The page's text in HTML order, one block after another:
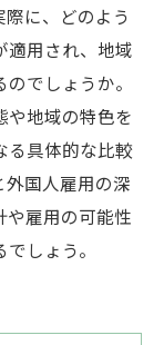
に、どのよう
適用され、地域
でしょうか。
や地域の特色を
る具体的な比較
国人雇用の深
や雇用の可能性
しょう。